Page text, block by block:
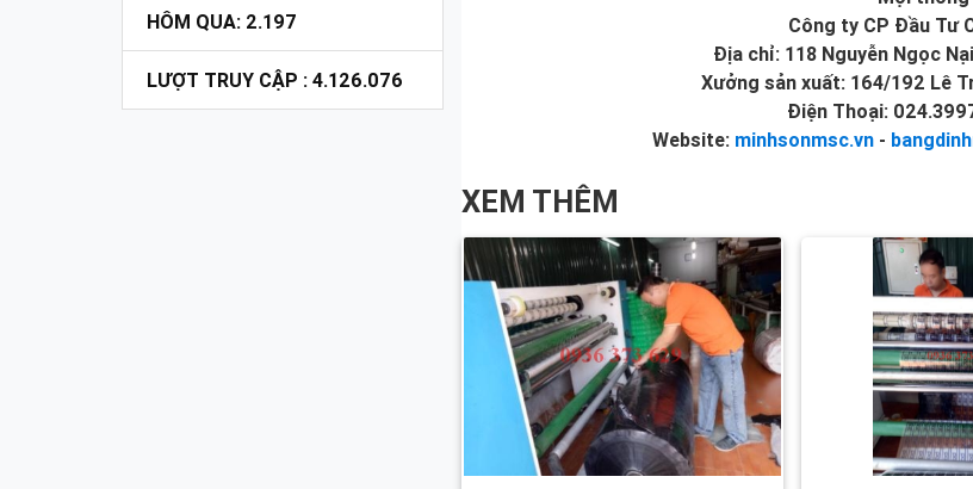
HÔM QUA: 2.197
LƯỢT TRUY CẬP : 4.126.076
Công ty CP Đầu Tư
Địa chỉ: 118 Nguyễn Ngọc
Xưởng sản xuất: 164/192 Lê
Điện Thoại:
Website: minhsonmsc.vn-
XEM THÊM